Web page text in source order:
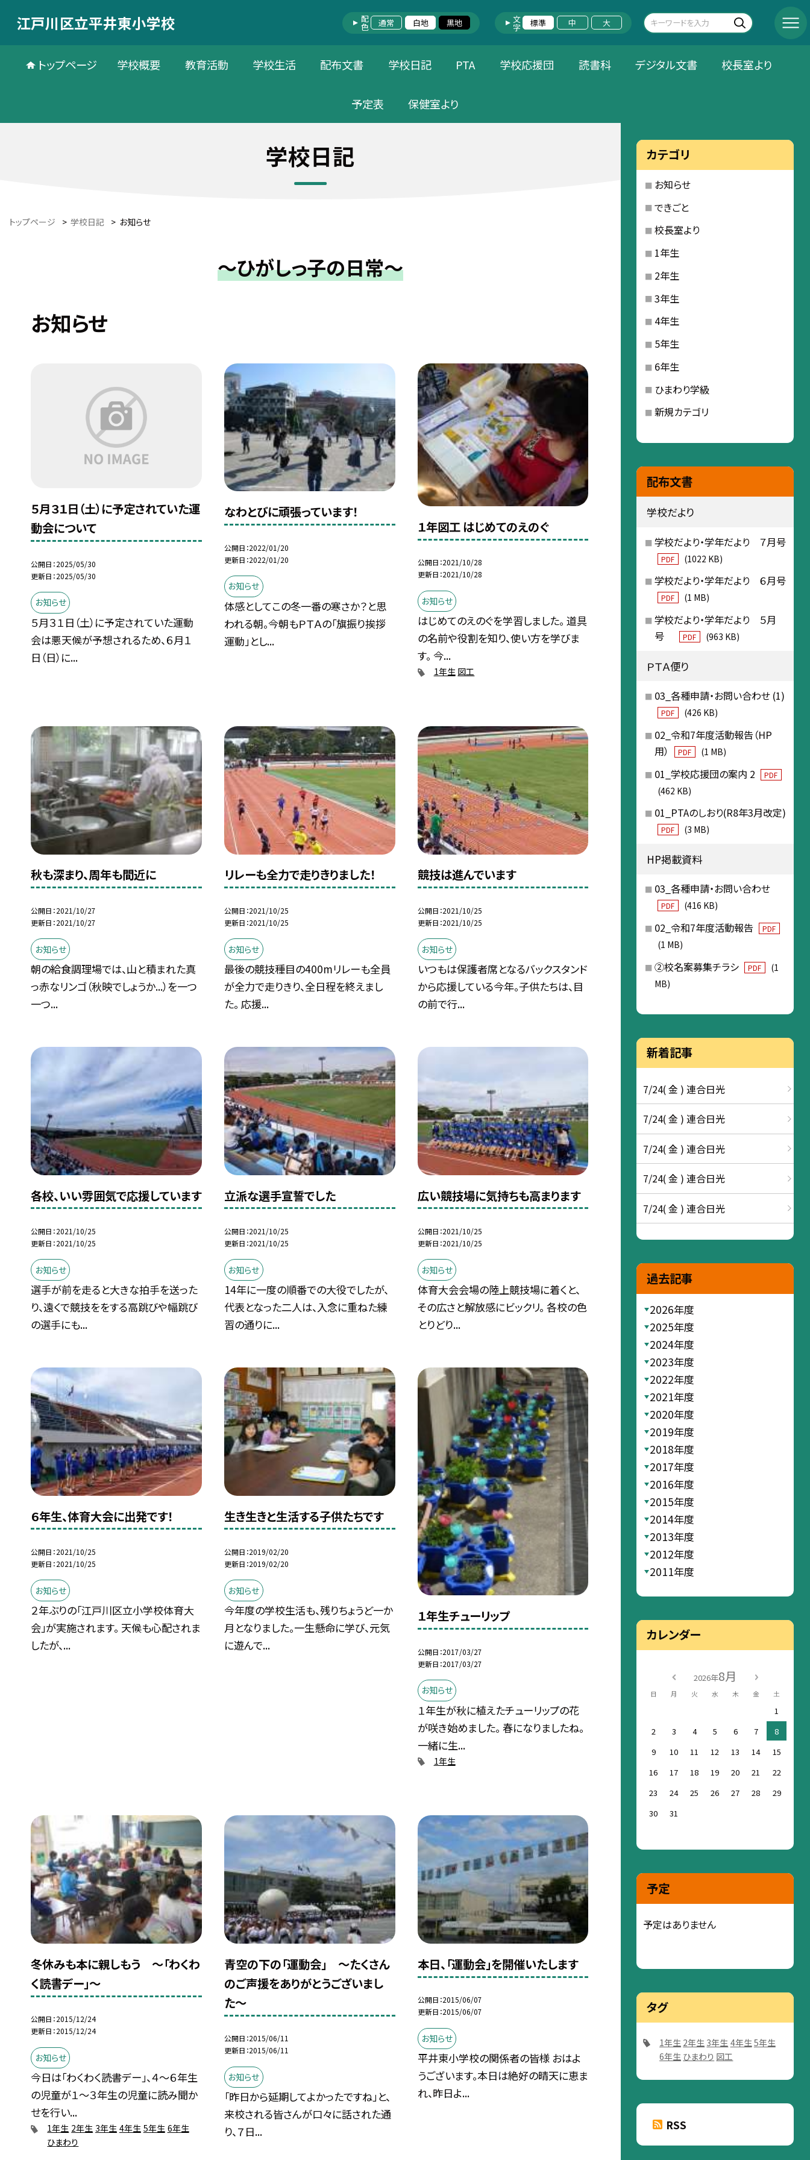
江戸川区立平井東小学校 配色 通常 白地 黒地 文字 標準 中 大
トップページ 学校概要 教育活動 学校生活 配布文書 学校日記 PTA 学校応援団 読書科 デジタル文書 校長室より
予定表 保健室より
学校日記
トップページ > 学校日記 > お知らせ
～ひがしっ子の日常～
お知らせ
５月３１日（土）に予定されていた運
動会について
公開日 2025/05/30
更新日 2025/05/30
お知らせ
５月３１日（土）に予定されていた運動
会は悪天候が予想されるため、６月１
日（日）に...
なわとびに頑張っています！
公開日 2022/01/20
更新日 2022/01/20
お知らせ
体感としてこの冬一番の寒さか？と思
われる朝。今朝もＰＴＡの「旗振り挨拶
運動」とし...
１年図工 はじめてのえのぐ
公開日 2021/10/28
更新日 2021/10/28
お知らせ
はじめてのえのぐを学習しました。 道具
の名前や役割を知り、使い方を学びま
す。 今...
1年生 図工
秋も深まり、周年も間近に
公開日 2021/10/27
更新日 2021/10/27
お知らせ
朝の給食調理場では、山と積まれた真
っ赤なリンゴ（秋映でしょうか...）を一つ
一つ...
リレーも全力で走りきりました！
公開日 2021/10/25
更新日 2021/10/25
お知らせ
最後の競技種目の400mリレーも全員
が全力で走りきり、全日程を終えまし
た。 応援...
競技は進んでいます
公開日 2021/10/25
更新日 2021/10/25
お知らせ
いつもは保護者席となるバックスタンド
から応援している今年。子供たちは、目
の前で行...
各校、いい雰囲気で応援しています
公開日 2021/10/25
更新日 2021/10/25
お知らせ
選手が前を走ると大きな拍手を送った
り、遠くで競技ををする高跳びや幅跳び
の選手にも...
立派な選手宣誓でした
公開日 2021/10/25
更新日 2021/10/25
お知らせ
14年に一度の順番での大役でしたが、
代表となった二人は、入念に重ねた練
習の通りに...
広い競技場に気持ちも高まります
公開日 2021/10/25
更新日 2021/10/25
お知らせ
体育大会会場の陸上競技場に着くと、
その広さと解放感にビックリ。 各校の色
とりどり...
６年生、体育大会に出発です！
公開日 2021/10/25
更新日 2021/10/25
お知らせ
２年ぶりの「江戸川区立小学校体育大
会」が実施されます。 天候も心配されま
したが、...
生き生きと生活する子供たちです
公開日 2019/02/20
更新日 2019/02/20
お知らせ
今年度の学校生活も、残りちょうど一か
月となりました。一生懸命に学び、元気
に遊んで...
１年生チューリップ
公開日 2017/03/27
更新日 2017/03/27
お知らせ
１年生が秋に植えたチューリップの花
が咲き始めました。 春になりましたね。
一緒に生...
1年生
冬休みも本に親しもう 〜「わくわ
く読書デー」〜
公開日 2015/12/24
更新日 2015/12/24
お知らせ
今日は「わくわく読書デー」、４〜６年生
の児童が１〜３年生の児童に読み聞か
せを行い...
1年生 2年生 3年生 4年生 5年生 6年生
ひまわり
青空の下の「運動会」 〜たくさん
のご声援をありがとうございまし
た〜
公開日 2015/06/11
更新日 2015/06/11
お知らせ
「昨日から延期してよかったですね」と、
来校される皆さんが口々に話された通
り、７日...
本日、「運動会」を開催いたします
公開日 2015/06/07
更新日 2015/06/07
お知らせ
平井東小学校の関係者の皆様 おはよ
うございます。本日は絶好の晴天に恵ま
れ、昨日よ...
カテゴリ
お知らせ
できごと
校長室より
1年生
2年生
3年生
4年生
5年生
6年生
ひまわり学級
新規カテゴリ
配布文書
学校だより
学校だより・学年だより ７月号
PDF (1022 KB)
学校だより・学年だより ６月号
PDF (1 MB)
学校だより・学年だより ５月
号
PDF (963 KB)
ＰＴＡ便り
03_各種申請・お問い合わせ (1)
PDF (426 KB)
02_令和7年度活動報告（HP
用）
PDF (1 MB)
01_学校応援団の案内 2 PDF
(462 KB)
01_PTAのしおり(R8年3月改定)
PDF (3 MB)
HP掲載資料
03_各種申請・お問い合わせ
PDF (416 KB)
02_令和7年度活動報告 PDF
(1 MB)
②校名案募集チラシ PDF
(1
MB)
新着記事
7/24( 金 ) 連合日光
7/24( 金 ) 連合日光
7/24( 金 ) 連合日光
7/24( 金 ) 連合日光
7/24( 金 ) 連合日光
過去記事
2026年度
2025年度
2024年度
2023年度
2022年度
2021年度
2020年度
2019年度
2018年度
2017年度
2016年度
2015年度
2014年度
2013年度
2012年度
2011年度
カレンダー
2026年8月
日 月 火 水 木 金 土
1
2
3 4 5 6 7
8
9
10 11 12 13 14
15
16
17 18 19 20 21
22
23
24 25 26 27 28
29
30
31
予定
予定はありません
タグ
1年生 2年生 3年生 4年生 5年生
6年生 ひまわり 図工
RSS